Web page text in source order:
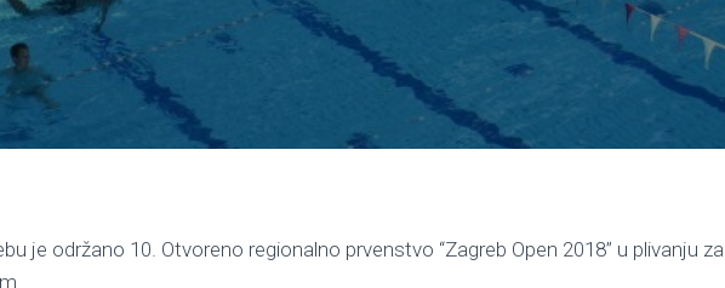
je održano 10. Otvoreno regionalno prvenstvo “Zagreb Open 2018” u plivanju za